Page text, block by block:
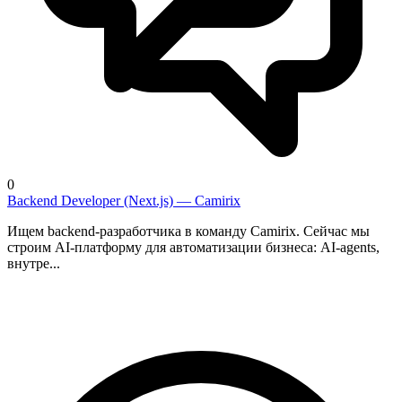
0
Backend Developer (Next.js) — Camirix
Ищем backend-разработчика в команду Camirix. Сейчас мы
строим AI-платформу для автоматизации бизнеса: AI-agents,
внутре...